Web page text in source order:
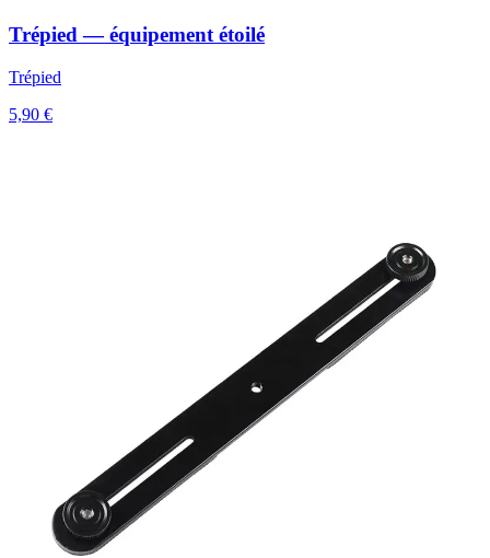
Trépied — équipement étoilé
Trépied
5,90 €